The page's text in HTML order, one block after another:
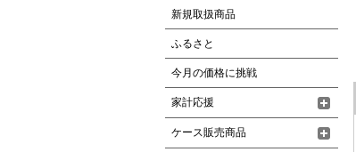
新規取扱商品
ふるさと
今月の価格に挑戦
家計応援
ケース販売商品